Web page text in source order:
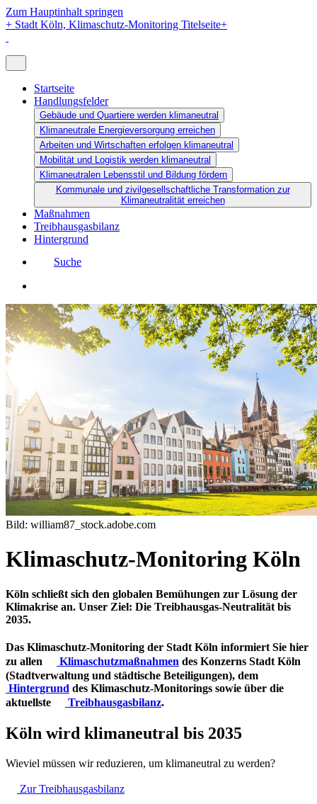
Zum Hauptinhalt springen
+ Stadt Köln, Klimaschutz-Monitoring Titelseite+
Startseite
Handlungsfelder
Gebäude und Quartiere werden klimaneutral
Klimaneutrale Energieversorgung erreichen
Arbeiten und Wirtschaften erfolgen klimaneutral
Mobilität und Logistik werden klimaneutral
Klimaneutralen Lebensstil und Bildung fördern
Kommunale und zivilgesellschaftliche Transformation zur
Klimaneutralität erreichen
Maßnahmen
Treibhausgasbilanz
Hintergrund
Suche
Bild: william87_stock.adobe.com
Klimaschutz-Monitoring Köln
Köln schließt sich den globalen Bemühungen zur Lösung der
Klimakrise an. Unser Ziel: Die Treibhausgas-Neutralität bis
2035.
Das Klimaschutz-Monitoring der Stadt Köln informiert Sie hier
zu allen
Klimaschutzmaßnahmen des Konzerns Stadt Köln
(Stadtverwaltung und städtische Beteiligungen), dem
Hintergrund des Klimaschutz-Monitorings sowie über die
aktuellste
Treibhausgasbilanz.
Köln wird klimaneutral bis 2035
Wieviel müssen wir reduzieren, um klimaneutral zu werden?
ZurTreibhausgasbilanz